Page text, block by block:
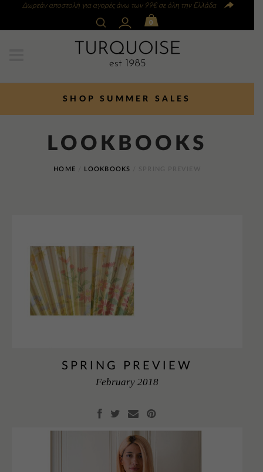
Δωρεάν αποστολή για αγορές άνω των 99€ σε όλη την Ελλάδα
0
SHOP SUMMER SALES
LOOKBOOKS
HOME LOOKBOOKS
SPRING PREVIEW
February 2018